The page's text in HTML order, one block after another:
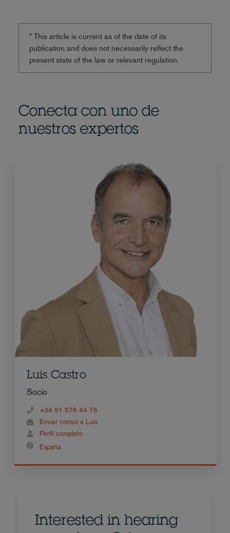
* This article is current as of the date of its
publication and does not necessarily reflect the
present state of the law or relevant regulation.
Conecta con uno de
nuestros expertos
Luis Castro
Socio
+34 91 576 44 76
Enviar correo a Luis
Perfil completo
España
Interested in hearing